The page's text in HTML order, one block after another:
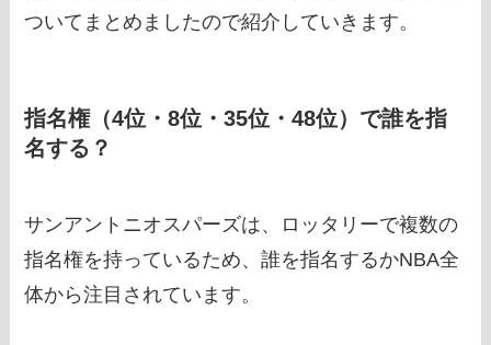
ついてまとめましたので紹介していきます。
指名権（4位・8位・35位・48位）で誰を指
名する？
サンアントニオスパーズは、ロッタリーで複数の
指名権を持っているため、誰を指名するかNBA全
体から注目されています。